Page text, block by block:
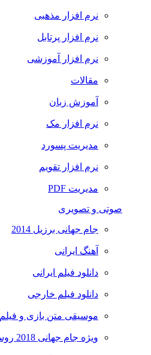
نرم افزار مذهبی
نرم افزار پرتابل
نرم افزار آموزشی
مقالات
آموزش زبان
نرم افزار مک
مدیریت پسورد
نرم افزار تقویم
مدیریت PDF
صوتی و تصویری
جام جهانی برزیل 2014
آهنگ ایرانی
دانلود فیلم ایرانی
دانلود فیلم خارجی
موسیقی متن بازی و فیلم
ویژه جام جهانی 2018 روسیه